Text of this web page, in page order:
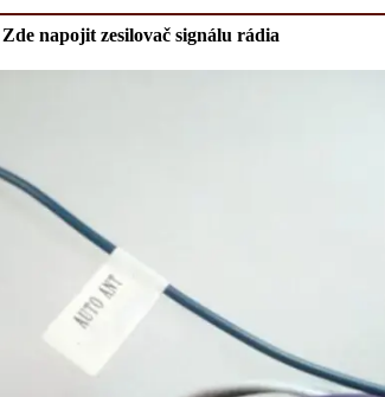
Zde napojit zesilovač signálu rádia